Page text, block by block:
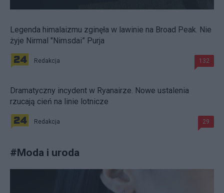
Legenda himalaizmu zginęła w lawinie na Broad Peak. Nie
żyje Nirmal "Nimsdai” Purja
Redakcja 132
Dramatyczny incydent w Ryanairze. Nowe ustalenia
rzucają cień na linie lotnicze
Redakcja 29
#Moda i uroda